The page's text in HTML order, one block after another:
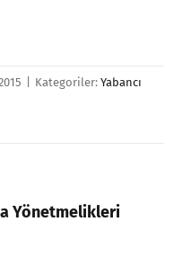
Kategoriler: Yabancı
Yönetmelikleri